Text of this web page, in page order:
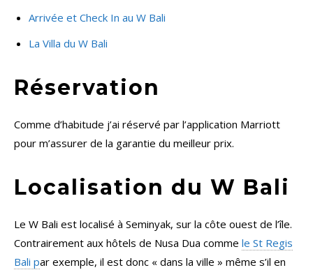
Arrivée et Check In au W Bali
La Villa du W Bali
Réservation
Comme d’habitude j’ai réservé par l’application Marriott
pour m’assurer de la garantie du meilleur prix.
Localisation du W Bali
Le W Bali est localisé à Seminyak, sur la côte ouest de l’île.
Contrairement aux hôtels de Nusa Dua comme le St Regis
Bali par exemple, il est donc « dans la ville » même s’il en